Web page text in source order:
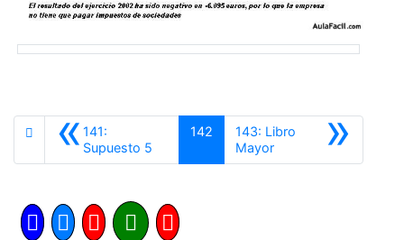
«141:
Supuesto 5
142 »
143: Libro
MayorSiguiente